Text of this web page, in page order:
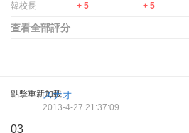
韓校長 + 5 + 5
查看全部評分
點擊重新加載
スナオ
2013-4-27 21:37:09
03